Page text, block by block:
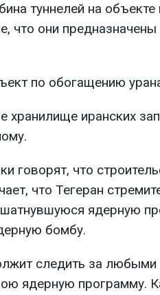
туннелей на
что они
по обогащению
хранилище иранских
говорят, что
что Тегеран
ядерную
бомбу.
следить за
ядерную программу.